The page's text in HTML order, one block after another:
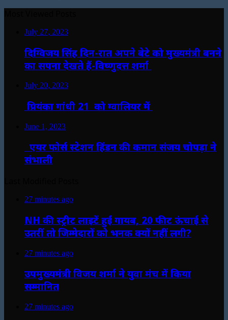
July 27, 2023
दिग्विजय सिंह दिन-रात अपने बेटे को मुख्यमंत्री बनने
का सपना देखते हैं-विष्णुदत्त शर्मा
July 20, 2023
प्रियंका गांधी 21 को ग्वालियर में
June 1, 2023
एयर फोर्स स्टेशन हिंडन की कमान संजय चोपड़ा ने
संभाली
27 minutes ago
NH की स्ट्रीट लाइटें हुईं गायब, 20 फीट ऊंचाई से
उतरीं तो जिम्मेदारों को भनक क्यों नहीं लगी?
27 minutes ago
उपमुख्यमंत्री विजय शर्मा ने युवा मंच में किया
सम्मानित
27 minutes ago